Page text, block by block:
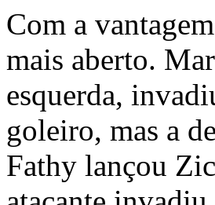
Com a
mais aberto.
esquerda,
goleiro, mas a
Fathy lançou